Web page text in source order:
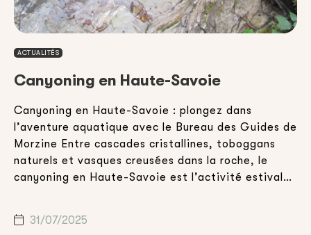
ACTUALITÉS
Canyoning en Haute-Savoie
Canyoning en Haute-Savoie : plongez dans
l’aventure aquatique avec le Bureau des Guides de
Morzine Entre cascades cristallines, toboggans
naturels et vasques creusées dans la roche, le
canyoning en Haute-Savoie est l’activité estivale
soyez en vacances en famille, entre amis […]
31/07/2025